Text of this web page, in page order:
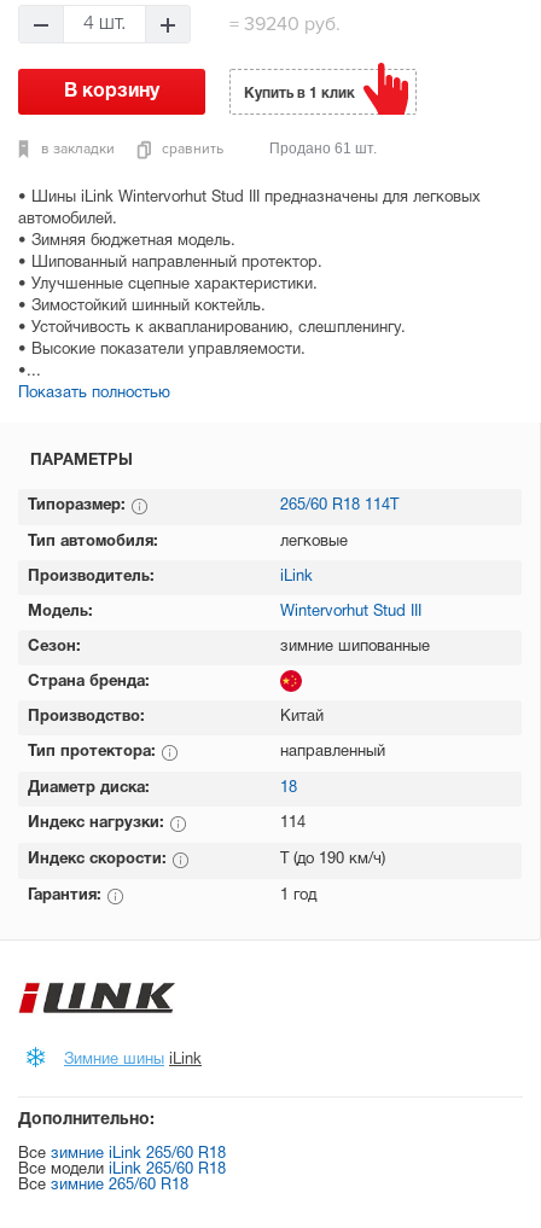
• Шины iLink Wintervorhut Stud III предназначены для легковых
автомобилей.
• Зимняя бюджетная модель.
• Шипованный направленный протектор.
• Улучшенные сцепные характеристики.
• Зимостойкий шинный коктейль.
• Устойчивость к аквапланированию, слешпленингу.
• Высокие показатели управляемости.
•...
Показать полностью
4 шт. = 39240 руб.
в закладки сравнить
Купить в 1 клик
Продано 61 шт.
ПАРАМЕТРЫ
Типоразмер: 265/60 R18 114T
Тип автомобиля: легковые
Производитель: iLink
Модель: Wintervorhut Stud III
Сезон: зимние шипованные
Страна бренда:
Производство: Китай
Тип протектора: направленный
Диаметр диска: 18
Индекс нагрузки: 114
Индекс скорости: T (до 190 км/ч)
Гарантия: 1 год
Зимние шины iLink
Дополнительно:
Все зимние iLink 265/60 R18
Все модели iLink 265/60 R18
Все зимние 265/60 R18